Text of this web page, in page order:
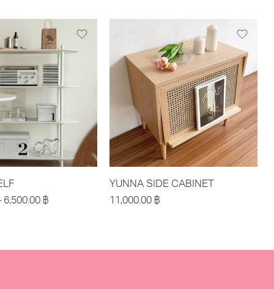
6,500.00 ฿
YUNNA SIDE CABINET
11,000.00 ฿